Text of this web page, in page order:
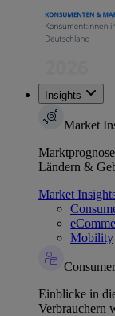
Insights
Market
Ländern &
Market
Mobility
Einblicke in
Verbrauchern